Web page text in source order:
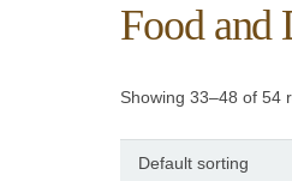
Food and
Showing 33–48 of 54